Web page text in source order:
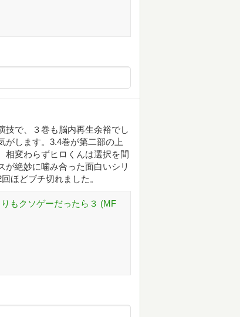
技で、３巻も脳内再生余裕でし
します。3.4巻が第二部の上
相変わらずヒロくんは選択を間
絶妙に噛み合った面白いシリ
ほどブチ切れました。
もクソゲーだったら３ (MF